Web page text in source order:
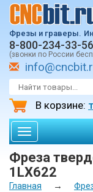
Фрезы и граверы.
8-800-234-33-56
(звонки по России
В корзине:
Toggle
navigation
Фреза
1LX622
Главная →